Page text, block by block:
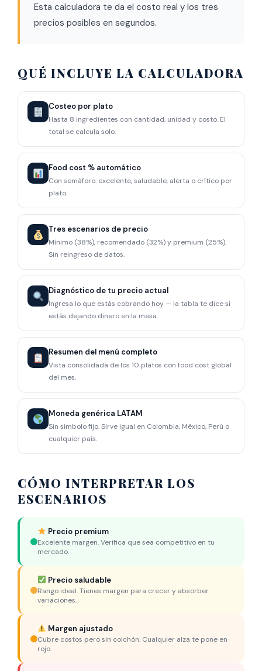
Esta calculadora te da el costo real y los tres
precios posibles en segundos.
QUÉ INCLUYE LA CALCULADORA
Costeo por plato
Hasta 8 ingredientes con cantidad, unidad y costo. El
total se calcula solo.
Food cost % automático
Con semáforo: excelente, saludable, alerta o crítico por
plato.
Tres escenarios de precio
Mínimo (38%), recomendado (32%) y premium (25%).
Sin reingreso de datos.
Diagnóstico de tu precio actual
Ingresa lo que estás cobrando hoy — la tabla te dice si
estás dejando dinero en la mesa.
Resumen del menú completo
Vista consolidada de los 10 platos con food cost global
del mes.
Moneda genérica LATAM
Sin símbolo fijo. Sirve igual en Colombia, México, Perú o
cualquier país.
CÓMO INTERPRETAR LOS
ESCENARIOS
Precio premium
Excelente margen. Verifica que sea competitivo en tu
mercado.
Precio saludable
Rango ideal. Tienes margen para crecer y absorber
variaciones.
Margen ajustado
Cubre costos pero sin colchón. Cualquier alza te pone en
rojo.